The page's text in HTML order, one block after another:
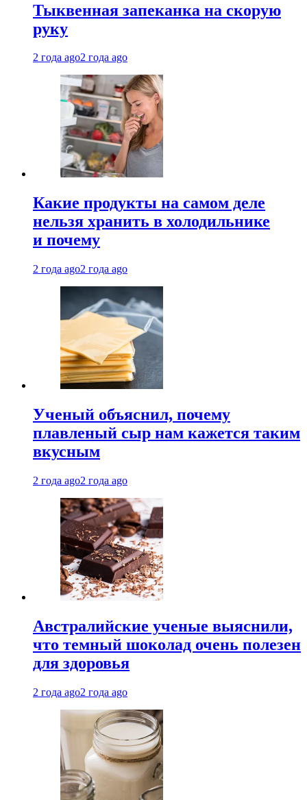
Тыквенная запеканка на скорую
руку
2 года ago2 года ago
Какие продукты на самом деле
нельзя хранить в холодильнике
и почему
2 года ago2 года ago
Ученый объяснил, почему
плавленый сыр нам кажется таким
вкусным
2 года ago2 года ago
Австралийские ученые выяснили,
что темный шоколад очень полезен
для здоровья
2 года ago2 года ago